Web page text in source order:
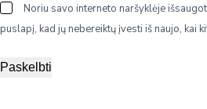
Noriu savo interneto naršyklėje
puslapį, kad jų nebereiktų įvesti iš naujo, kai
Paskelbti